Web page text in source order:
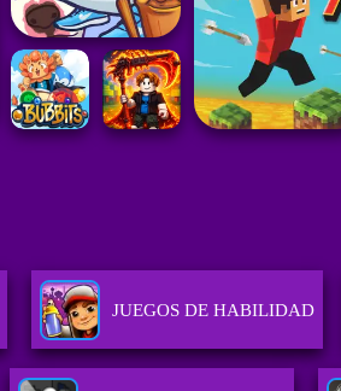
JUEGOS DE HABILIDAD